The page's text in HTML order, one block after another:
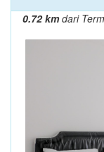
0.72 kmdari